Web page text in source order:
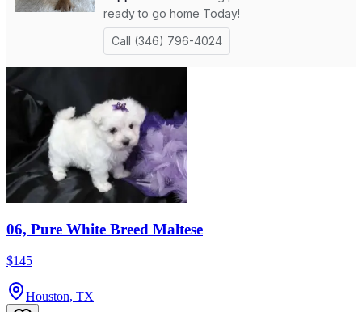
06, Pure White Breed Maltese
$145
Houston, TX